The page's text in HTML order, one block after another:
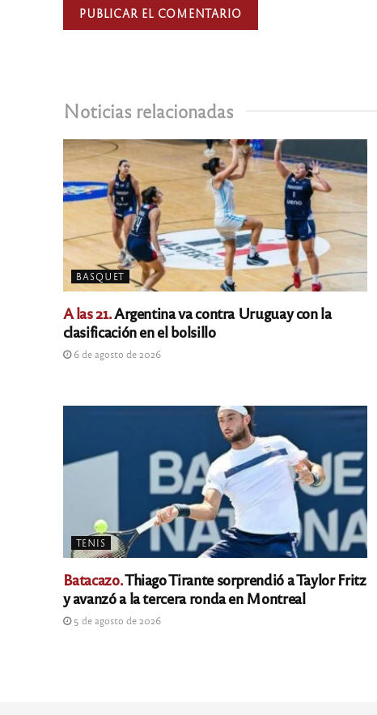
Noticias relacionadas
BASQUET
A las 21.Argentina va contra Uruguay con la
clasificación en el bolsillo
6 de agosto de 2026
TENIS
Batacazo.Thiago Tirante sorprendió a Taylor Fritz
y avanzó a la tercera ronda en Montreal
5 de agosto de 2026